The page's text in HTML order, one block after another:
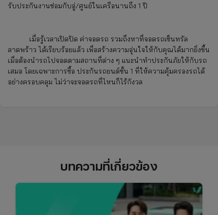
รับประกันงานซ่อมกับอู่/ศูนย์ในเครือนานถึง 1 ปี
เมื่อรู้เวลาเปิดปิด ค่าจอดรถ รวมถึงหาที่จอดรถเซ็นทรัล
ลาดพร้าว ได้เรียบร้อยแล้ว เพื่อสร้างความอุ่นใจให้กับคุณได้มากยิ่งขึ้น
เมื่อต้องนำรถไปจอดตามสถานที่ต่าง ๆ แนะนำทำประกันภัยให้กับรถ
เสมอ โดยเฉพาะการซื้อ ประกันรถยนต์ชั้น 1 ที่ให้ความคุ้มครองรถได้
อย่างครอบคลุม ไม่ว่าจะจอดรถที่ไหนก็ไร้กังวล
บทความที่เกี่ยวข้อง